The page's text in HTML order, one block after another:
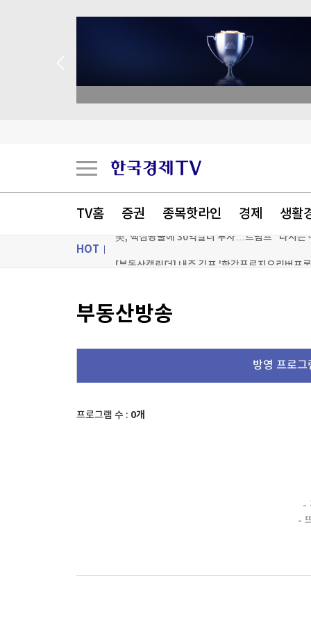
TV홈 증권 종목핫라인 경제 생활
HOT
'이란 자금줄' 겨냥…美, 가상화폐 거래소 2곳 제
무료 이용자도 최신 '챗gpt 무제한' 뚫렸다…'역
美, 핵심광물에 30억달러 투자…트럼프 "다시는
"나야, '흑백요리사' 시즌3"
'이란 자금줄' 겨냥…美, 가상화폐 거래소 2곳 제
한국경제TV
온로드 (ON ROAD) 인사이트
금융
부동산/세무
증권 데이터
투자분석
부동산방송
방영 프로그
프로그램 수 : 0개
-
-